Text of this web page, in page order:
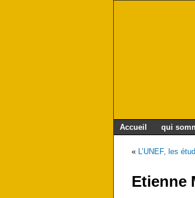
Accueil qui
« L’UNEF, les
Etienne